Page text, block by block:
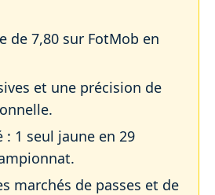
de 7,80 sur FotMob en
et une précision de
: 1 seul jaune en 29
marchés de passes et de